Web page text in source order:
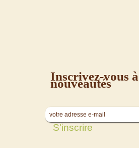
Inscrivez-vous
nouveautés